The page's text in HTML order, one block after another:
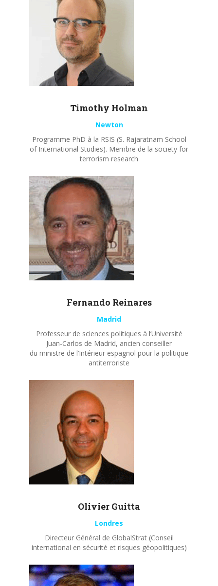
Timothy Holman
Newton
Programme PhD à la RSIS (S. Rajaratnam School
of International Studies). Membre de la society for
terrorism research
Fernando Reinares
Madrid
Professeur de sciences politiques à l’Université
Juan-Carlos de Madrid, ancien conseiller
du ministre de l’Intérieur espagnol pour la politique
antiterroriste
Olivier Guitta
Londres
Directeur Général de GlobalStrat (Conseil
international en sécurité et risques géopolitiques)